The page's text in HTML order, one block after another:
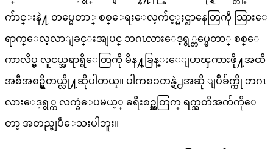
က်ာင္းနဲ႔ တပ္မေတာ္ စစ္ေရးေလ့က်င့္မႈဌာနေတြကို သြားေ
ရာက္ေလ့လာျခင္းအျပင္ ဘဂၤလားေဒ့ရွ္တပ္မေတာ္ စစ္ေ
ကာလိပ္မွ လူငယ္အရာရွိေတြကို မိန႔္ခြန္းေျပာၾကားဖို႔အထိ
အစီအစဥ္ရွိတယ္လို႔ဆိုပါတယ္။ ပါကစၥတန္ရဲ႕အဆို ျပဳခ်က္ကို ဘဂၤ
လားေဒ့ရွ္က လက္ခံေပမယ့္ ခရီးစဥ္အတြက္ ရက္အတိအက်ကိုေ
တာ့ အတည္မျပဳေသးပါဘူး။